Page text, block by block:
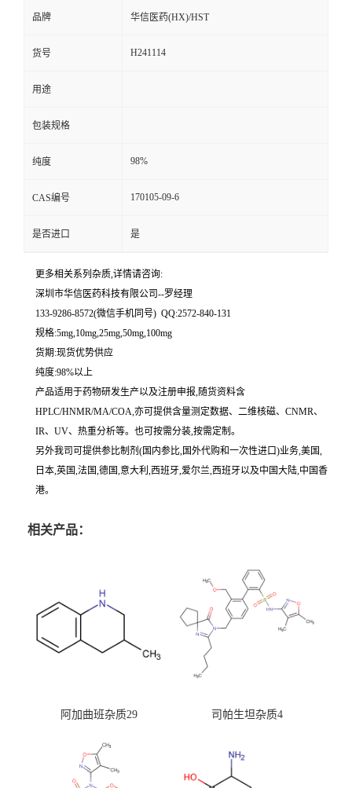
品牌 华信医药(HX)/HST
货号 H241114
用途
包装规格
纯度 98%
CAS编号 170105-09-6
是否进口 是
更多相关系列杂质,详情请咨询:
深圳市华信医药科技有限公司--罗经理
133-9286-8572(微信手机同号) QQ:2572-840-131
规格:5mg,10mg,25mg,50mg,100mg
货期:现货优势供应
纯度:98%以上
产品适用于药物研发生产以及注册申报,随货资料含
HPLC/HNMR/MA/COA,亦可提供含量测定数据、二维核磁、CNMR、
IR、UV、热重分析等。也可按需分装,按需定制。
另外我司可提供参比制剂(国内参比,国外代购和一次性进口)业务,美国,
日本,英国,法国,德国,意大利,西班牙,爱尔兰,西班牙以及中国大陆,中国香
港。
相关产品：
阿加曲班杂质29 司帕生坦杂质4